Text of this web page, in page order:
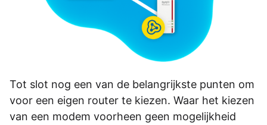
Tot slot nog een van de belangrijkste punten om
voor een eigen router te kiezen. Waar het kiezen
van een modem voorheen geen mogelijkheid